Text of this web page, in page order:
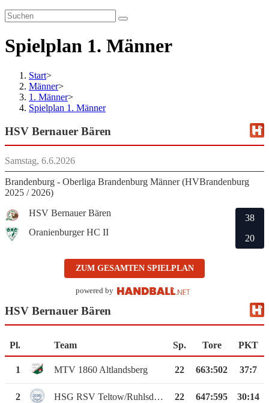
Spielplan 1. Männer
Start>
Männer>
1. Männer>
Spielplan 1. Männer
HSV Bernauer Bären
Samstag, 6.6.2026
Brandenburg - Oberliga Brandenburg Männer (HVBrandenburg
2025 / 2026)
HSV Bernauer Bären
Oranienburger HC II
38
20
ZUM GESAMTEN SPIELPLAN
powered by
HSV Bernauer Bären
Pl. Team Sp. Tore PKT
1 MTV 1860 Altlandsberg 22 663:502 37:7
2 HSG RSV Teltow/Ruhlsdorf 22 647:595 30:14